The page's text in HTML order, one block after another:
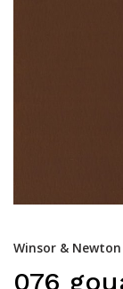
Winsor & Newton
076